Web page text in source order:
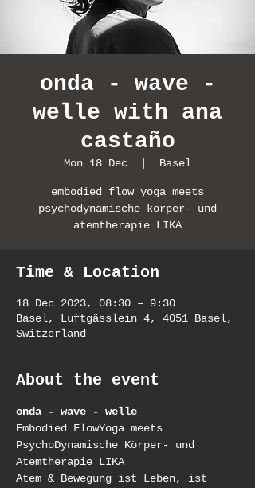
onda - wave -
welle with ana
castaño
Mon 18 Dec Basel
embodied flow yoga meets
psychodynamische körper- und
atemtherapie LIKA
Time & Location
18 Dec 2023, 08:30 – 9:30
Basel, Luftgässlein 4, 4051 Basel,
Switzerland
About the event
onda - wave - welle
Embodied FlowYoga meets
PsychoDynamische Körper- und
Atemtherapie LIKA
Atem & Bewegung ist Leben, ist